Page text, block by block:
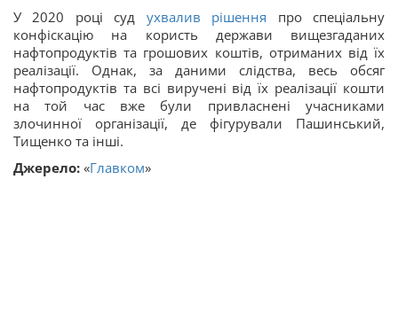
У 2020 році суд ухвалив рішення про спеціальну
конфіскацію на користь держави вищезгаданих
нафтопродуктів та грошових коштів, отриманих від їх
реалізації. Однак, за даними слідства, весь обсяг
нафтопродуктів та всі виручені від їх реалізації кошти
на той час вже були привласнені учасниками
злочинної організації, де фігурували Пашинський,
Тищенко та інші.
Джерело: «Главком»